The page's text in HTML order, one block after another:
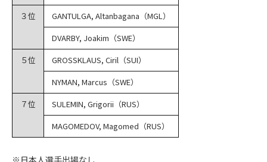
３位
GANTULGA, Altanbagana（MGL）
DVARBY, Joakim（SWE）
５位
GROSSKLAUS, Ciril（SUI）
NYMAN, Marcus（SWE）
７位
SULEMIN, Grigorii（RUS）
MAGOMEDOV, Magomed（RUS）
※日本人選手出場なし